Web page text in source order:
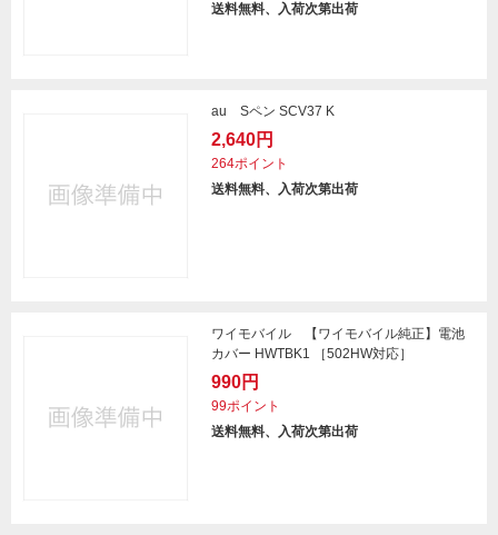
送料無料、入荷次第出荷
au Sペン SCV37 K
2,640円
264ポイント
送料無料、入荷次第出荷
ワイモバイル 【ワイモバイル純正】電池
カバー HWTBK1 ［502HW対応］
990円
99ポイント
送料無料、入荷次第出荷